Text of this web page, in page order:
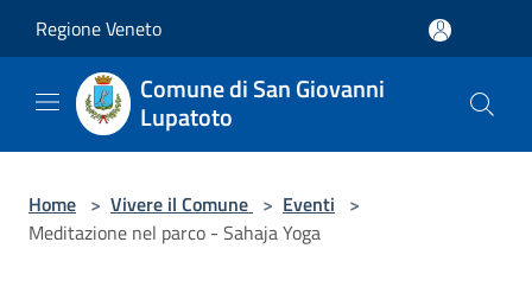
Regione Veneto
Comune di San Giovanni
Lupatoto
Home > Vivere il Comune > Eventi >
Meditazione nel parco - Sahaja Yoga